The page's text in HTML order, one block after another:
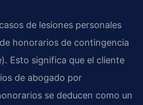
de lesiones personales
honorarios de contingencia
Esto significa que el cliente
de abogado por
se deducen como un